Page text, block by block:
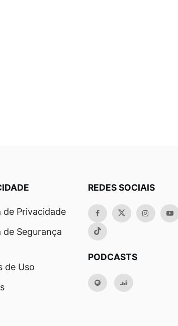
de Privacidade
de Segurança
de Uso
REDES SOCIAIS
PODCASTS